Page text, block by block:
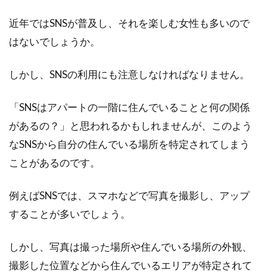
近年ではSNSが普及し、それを楽しむ女性も多いので
はないでしょうか。
しかし、SNSの利用にも注意しなければなりません。
「SNSはアパートの一階に住んでいることと何の関係
があるの？」と思われるかもしれませんが、このよう
なSNSから自分の住んでいる場所を特定されてしまう
ことがあるのです。
例えばSNSでは、スマホなどで写真を撮影し、アップ
することが多いでしょう。
しかし、写真は撮った場所や住んでいる場所の外観、
撮影した位置などから住んでいるエリアが特定されて